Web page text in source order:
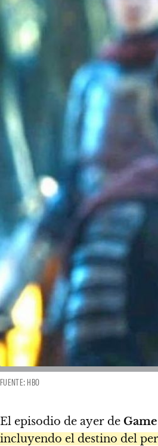
FUENTE: HBO
El episodio de ayer de
incluyendo el destino del